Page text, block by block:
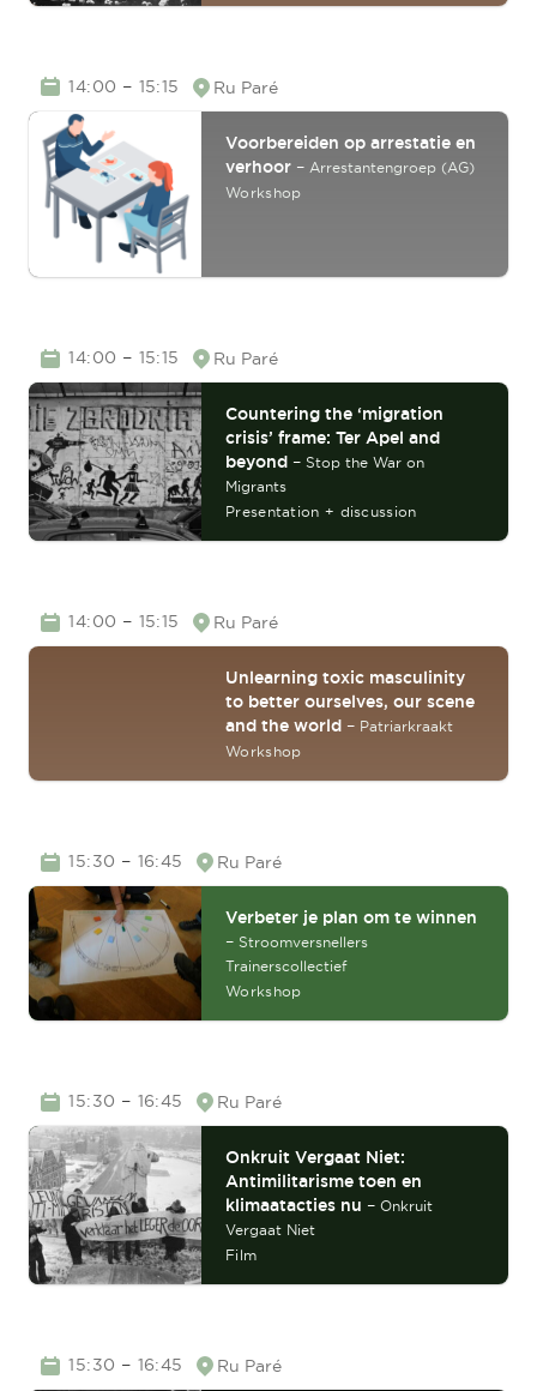
TIME14:00 – 15:15 Location
Ru Paré
Voorbereiden op arrestatie en
verhoor – Arrestantengroep (AG)
Workshop
TIME14:00 – 15:15 Location
Ru Paré
Countering the ‘migration
crisis’ frame: Ter Apel and
beyond – Stop the War on
Migrants
Presentation + discussion
TIME14:00 – 15:15 Location
Ru Paré
Unlearning toxic masculinity
to better ourselves, our scene
and the world – Patriarkraakt
Workshop
TIME15:30 – 16:45 Location
Ru Paré
Verbeter je plan om te winnen
– Stroomversnellers
Trainerscollectief
Workshop
TIME15:30 – 16:45 Location
Ru Paré
Onkruit Vergaat Niet:
Antimilitarisme toen en
klimaatacties nu – Onkruit
Vergaat Niet
Film
TIME15:30 – 16:45 Location
Ru Paré